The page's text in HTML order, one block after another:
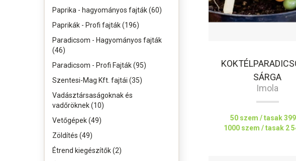
Paprika - hagyományos fajták (60)
Paprikák - Profi fajták (196)
Paradicsom - Hagyományos fajták
(46)
Paradicsom - Profi Fajták (95)
Szentesi-Mag Kft. fajtái (35)
Vadásztársaságoknak és
vadőröknek (10)
Vetőgépek (49)
Zöldítés (49)
Étrend kiegészítők (2)
SÁRGA
Imola
50 szem / tasak
1000 szem / tasak 2